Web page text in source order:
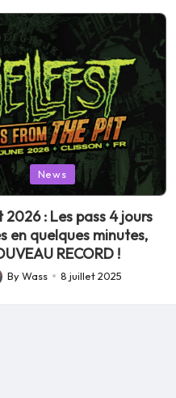
News
2026 : Les pass 4 jours
en quelques minutes,
RECORD !
ByWass 8 juillet 2025